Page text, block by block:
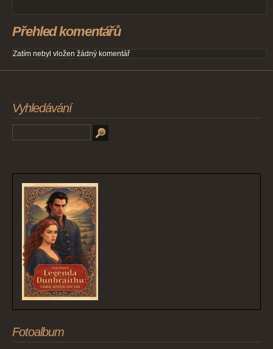
Přehled komentářů
Zatím nebyl vložen žádný komentář
Vyhledávání
Fotoalbum